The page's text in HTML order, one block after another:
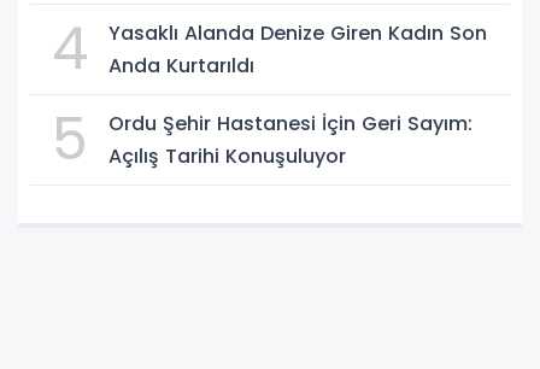
4
Yasaklı Alanda Denize Giren Kadın Son
Anda Kurtarıldı
5
Ordu Şehir Hastanesi İçin Geri Sayım:
Açılış Tarihi Konuşuluyor